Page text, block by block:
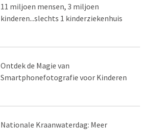
11 miljoen mensen, 3 miljoen
kinderen...slechts 1 kinderziekenhuis
Ontdek de Magie van
Smartphonefotografie voor Kinderen
Nationale Kraanwaterdag: Meer